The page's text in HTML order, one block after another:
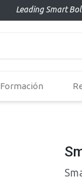
Leading Smart
Formación